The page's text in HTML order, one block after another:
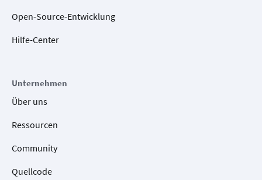
Open-Source-Entwicklung
Hilfe-Center
Unternehmen
Über uns
Ressourcen
Community
Quellcode